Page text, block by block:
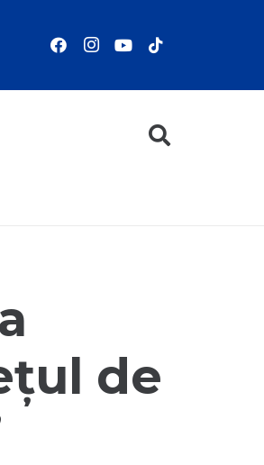
de